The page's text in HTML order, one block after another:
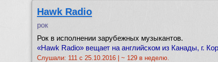
Hawk Radio
рок
Рок в исполнении зарубежных музыкантов.
«Hawk Radio» вещает на английском из Канады, г.
Слушали: 111 с 25.10.2016 | ~ 129 в неделю.